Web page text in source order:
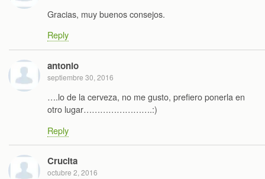
Gracias, muy buenos consejos.
Reply
antonio
septiembre 30, 2016
….lo de la cerveza, no me gusto, prefiero ponerla en
otro lugar…………………….:)
Reply
Crucita
octubre 2, 2016